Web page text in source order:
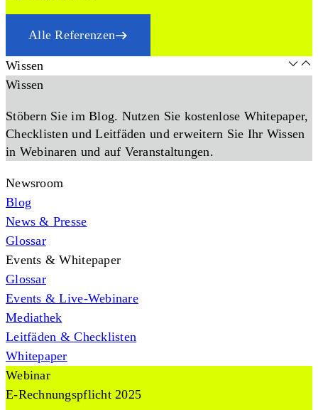
Alle Referenzen
Wissen
Wissen
Stöbern Sie im Blog. Nutzen Sie kostenlose Whitepaper,
Checklisten und Leitfäden und erweitern Sie Ihr Wissen
in Webinaren und auf Veranstaltungen.
Newsroom
Blog
News & Presse
Glossar
Events & Whitepaper
Glossar
Events & Live-Webinare
Mediathek
Leitfäden & Checklisten
Whitepaper
Webinar
E-Rechnungspflicht 2025